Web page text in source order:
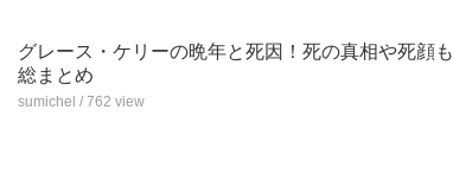
グレース・ケリーの晩年と死因！死の真相や死顔も
総まとめ
sumichel / 762 view